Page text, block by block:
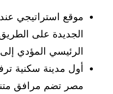
موقع استراتيجي
الجديدة على
الرئيسي المؤدي
أول مدينة سكنية
مصر تضم مرافق